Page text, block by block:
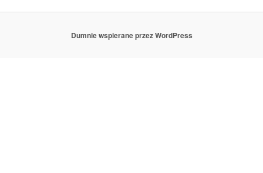
Dumnie wspierane przez WordPress